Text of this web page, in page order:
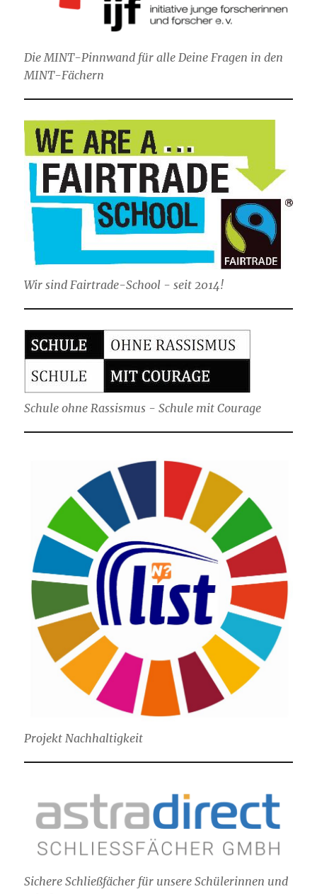
Die MINT-Pinnwand für alle Deine Fragen in den
MINT-Fächern
Wir sind Fairtrade-School - seit 2014!
Schule ohne Rassismus - Schule mit Courage
Projekt Nachhaltigkeit
Sichere Schließfächer für unsere Schülerinnen und